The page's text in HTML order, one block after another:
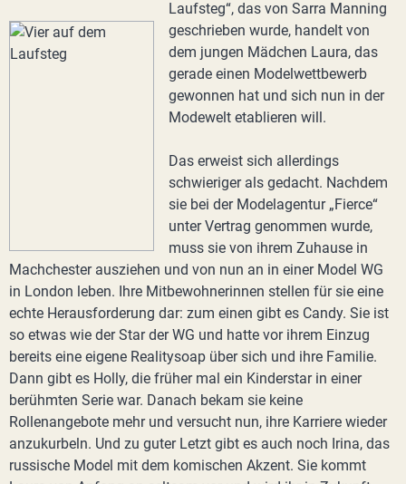
Laufsteg“, das von Sarra Manning
geschrieben wurde, handelt von
dem jungen Mädchen Laura, das
gerade einen Modelwettbewerb
gewonnen hat und sich nun in der
Modewelt etablieren will.
Das erweist sich allerdings
schwieriger als gedacht. Nachdem
sie bei der Modelagentur „Fierce“
unter Vertrag genommen wurde,
muss sie von ihrem Zuhause in
Machchester ausziehen und von nun an in einer Model WG
in London leben. Ihre Mitbewohnerinnen stellen für sie eine
echte Herausforderung dar: zum einen gibt es Candy. Sie ist
so etwas wie der Star der WG und hatte vor ihrem Einzug
bereits eine eigene Realitysoap über sich und ihre Familie.
Dann gibt es Holly, die früher mal ein Kinderstar in einer
berühmten Serie war. Danach bekam sie keine
Rollenangebote mehr und versucht nun, ihre Karriere wieder
anzukurbeln. Und zu guter Letzt gibt es auch noch Irina, das
russische Model mit dem komischen Akzent. Sie kommt